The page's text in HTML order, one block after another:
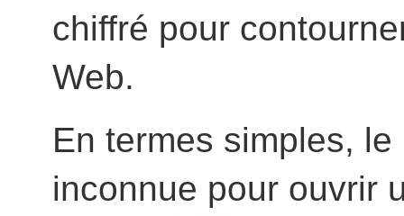
chiffré pour
Web.
En termes simples,
inconnue pour ouvrir